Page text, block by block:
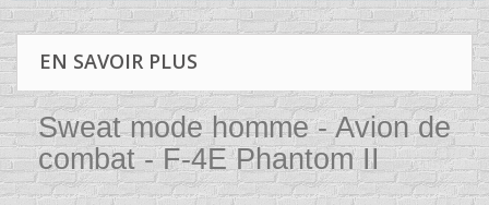
EN SAVOIR PLUS
Sweat mode homme - Avion de
combat - F-4E Phantom II